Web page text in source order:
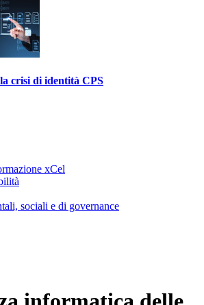
crisi di identità CPS
xCel
sociali e di governance